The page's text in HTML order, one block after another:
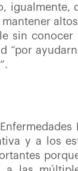
igualmente,
sin
“por
y a los